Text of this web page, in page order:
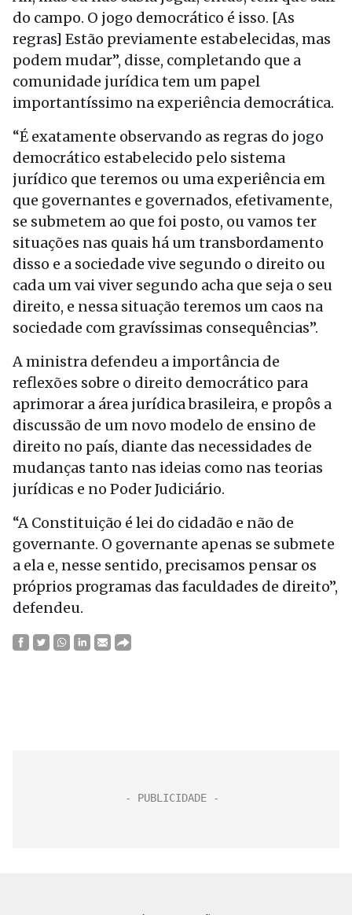
do campo. O jogo democrático é isso. [As
regras] Estão previamente estabelecidas, mas
podem mudar”, disse, completando que a
comunidade jurídica tem um papel
importantíssimo na experiência democrática.
“É exatamente observando as regras do jogo
democrático estabelecido pelo sistema
jurídico que teremos ou uma experiência em
que governantes e governados, efetivamente,
se submetem ao que foi posto, ou vamos ter
situações nas quais há um transbordamento
disso e a sociedade vive segundo o direito ou
cada um vai viver segundo acha que seja o seu
direito, e nessa situação teremos um caos na
sociedade com gravíssimas consequências”.
A ministra defendeu a importância de
reflexões sobre o direito democrático para
aprimorar a área jurídica brasileira, e propôs a
discussão de um novo modelo de ensino de
direito no país, diante das necessidades de
mudanças tanto nas ideias como nas teorias
jurídicas e no Poder Judiciário.
“A Constituição é lei do cidadão e não de
governante. O governante apenas se submete
a ela e, nesse sentido, precisamos pensar os
próprios programas das faculdades de direito”,
defendeu.